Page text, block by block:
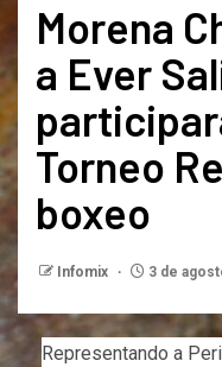
Morena
a Ever
Torneo
boxeo
Infomix 3 de
Representando a